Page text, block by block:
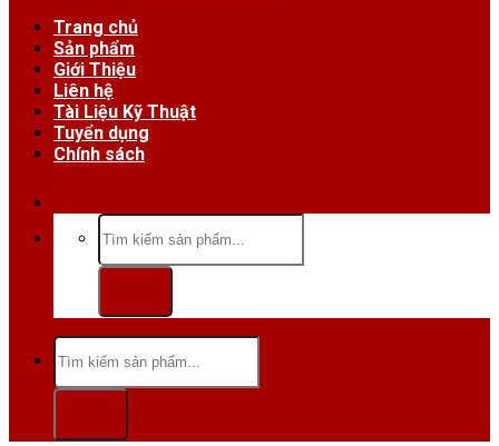
Trang chủ
Sản phẩm
Giới Thiệu
Liên hệ
Tài Liệu Kỹ Thuật
Tuyển dụng
Chính sách
Tìm
kiếm:
Tìm
kiếm: